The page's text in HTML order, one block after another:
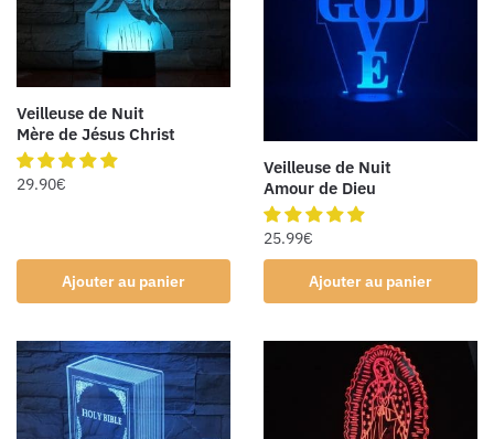
Veilleuse de Nuit
Mère de Jésus Christ
29.90€
Ajouter au panier
Veilleuse de Nuit
Amour de Dieu
25.99€
Ajouter au panier